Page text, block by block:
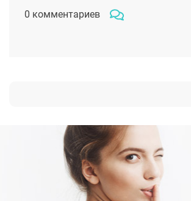
0 комментариев